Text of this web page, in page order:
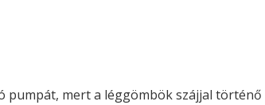
mert a léggömbök szájjal történő